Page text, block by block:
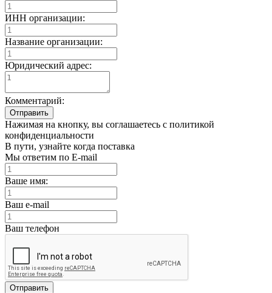
ИНН организации:
Название организации:
Юридический адрес:
Комментарий:
Отправить
Нажимая на кнопку, вы соглашаетесь с политикой
конфиденциальности
В пути, узнайте когда поставка
Мы ответим по E-mail
Ваше имя:
Ваш e-mail
Ваш телефон
Отправить